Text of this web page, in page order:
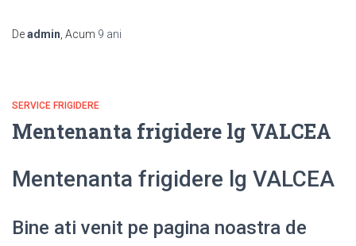
Deadmin , Acum 9 ani
SERVICE FRIGIDERE
Mentenanta frigidere lg VALCEA
Mentenanta frigidere lg VALCEA
Bine ati venit pe pagina noastra de